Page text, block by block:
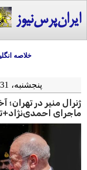
ایران‌پرس‌نیوز
خلاصه
پنجشنبه، 31 اردیبهشت ماه 1405 = 21-05 2026
ژنرال منیر در
ماجرای